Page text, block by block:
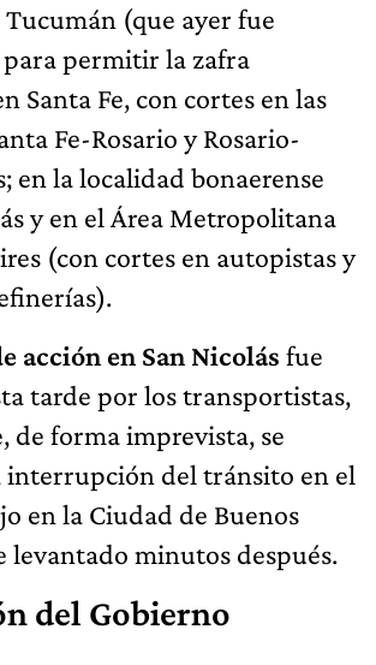
(que ayer fue
permitir la zafra
Santa Fe, con cortes en las
Fe-Rosario y Rosario-
en la localidad bonaerense
y en el Área Metropolitana
(con cortes en autopistas y
acción en San Nicolás fue
tarde por los transportistas,
de forma imprevista, se
interrupción del tránsito en el
en la Ciudad de Buenos
levantado minutos después.
del Gobierno